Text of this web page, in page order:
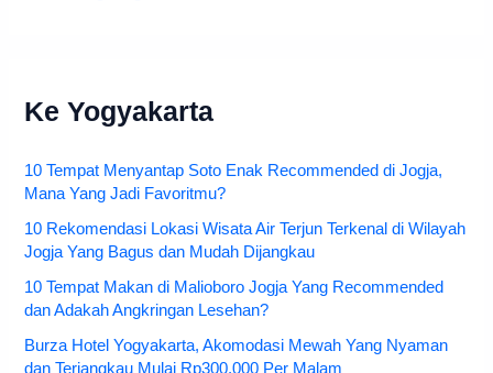
Ke Yogyakarta
10 Tempat Menyantap Soto Enak Recommended di Jogja,
Mana Yang Jadi Favoritmu?
10 Rekomendasi Lokasi Wisata Air Terjun Terkenal di Wilayah
Jogja Yang Bagus dan Mudah Dijangkau
10 Tempat Makan di Malioboro Jogja Yang Recommended
dan Adakah Angkringan Lesehan?
Burza Hotel Yogyakarta, Akomodasi Mewah Yang Nyaman
dan Terjangkau Mulai Rp300.000 Per Malam